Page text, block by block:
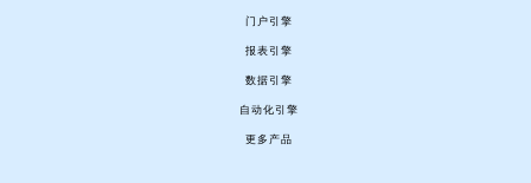
门户引擎
报表引擎
数据引擎
自动化引擎
更多产品